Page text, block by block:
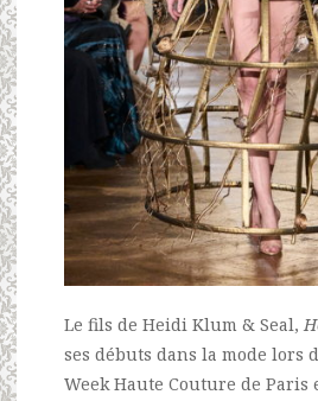
Le fils de Heidi Klum & Seal,
ses débuts dans la mode lors
Week Haute Couture de